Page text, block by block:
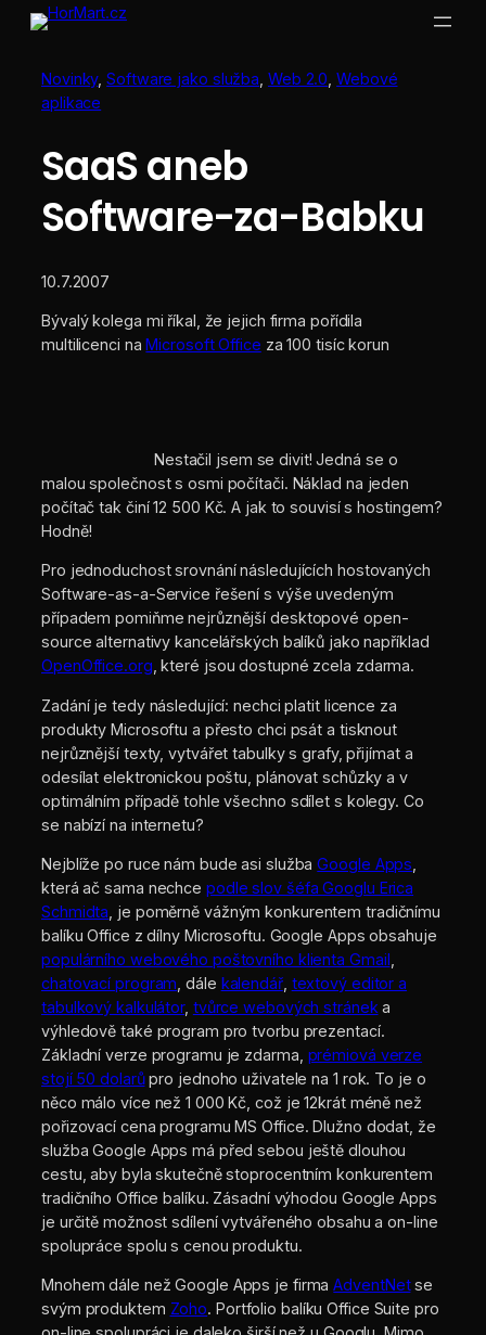
Přeskočit
Novinky, Software jako služba Web 2.0 , Webové
aplikace
SaaS aneb
Software-za-Babku
10.7.2007
Bývalý kolega mi říkal, že jejich firma pořídila
multilicenci naMicrosoft Office za 100 tisíc korun
Nestačil jsem se divit! Jedná se o
malou společnost s osmi počítači. Náklad na jeden
počítač tak činí 12 500 Kč. A jak to souvisí s hostingem?
Hodně!
Pro jednoduchost srovnání následujících hostovaných
Software-as-a-Service řešení s výše uvedeným
případem pomiňme nejrůznější desktopové open-
source alternativy kancelářských balíků jako například
OpenOffice.org , které jsou dostupné zcela zdarma.
Zadání je tedy následující: nechci platit licence za
produkty Microsoftu a přesto chci psát a tisknout
nejrůznější texty, vytvářet tabulky s grafy, přijímat a
odesílat elektronickou poštu, plánovat schůzky a v
optimálním případě tohle všechno sdílet s kolegy. Co
se nabízí na internetu?
Nejblíže po ruce nám bude asi službaGoogle Apps
která ač sama nechce podle slov šéfa Googlu Erica
Schmidta , je poměrně vážným konkurentem tradičnímu
balíku Office z dílny Microsoftu. Google Apps obsahuje
populárního webového poštovního klienta Gmail
chatovací program , dále kalendář, textový editor a
tabulkový kalkulátor, tvůrce webových stránek a
výhledově také program pro tvorbu prezentací.
Základní verze programu je zdarma, prémiová verze
stojí 50 dolarůpro jednoho uživatele na 1 rok. To je o
něco málo více než 1 000 Kč, což je 12krát méně než
pořizovací cena programu MS Office. Dlužno dodat, že
služba Google Apps má před sebou ještě dlouhou
cestu, aby byla skutečně stoprocentním konkurentem
tradičního Office balíku. Zásadní výhodou Google Apps
je určitě možnost sdílení vytvářeného obsahu a on-line
spolupráce spolu s cenou produktu.
Mnohem dále než Google Apps je firmaAdventNetse
svým produktem Zoho. Portfolio balíku Office Suite pro